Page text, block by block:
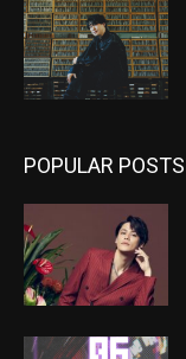
POPULAR POSTS